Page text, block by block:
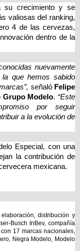
su crecimiento y se
valiosas del ranking,
4 de las cervezas,
dentro de la
nuevamente
que hemos sabido
señaló Felipe
Grupo Modelo. “Este
por seguir
a la evolución de
Especial, con una
la contribución de
mexicana.
distribución y
Busch InBev, compañía
17 marcas nacionales,
Negra Modelo, Modelo